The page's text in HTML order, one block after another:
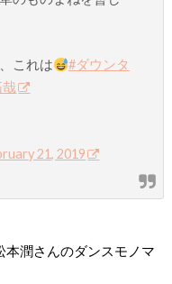
これは
#ダウンタ
哉
21, 2019
潤さんのダンスモノマ